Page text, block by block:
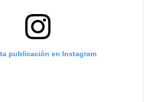
publicación en Instagram